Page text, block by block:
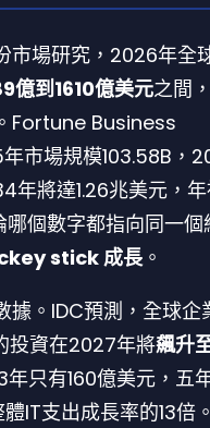
市場研究，2026年全
億到1610億美元之間
Fortune Business
市場規模103.58B，
年將達1.26兆美元，
個數字都指向同一個
stick 成長。
據。IDC預測，全球企
投資在2027年將飆升
年只有160億美元，五
IT支出成長率的13倍